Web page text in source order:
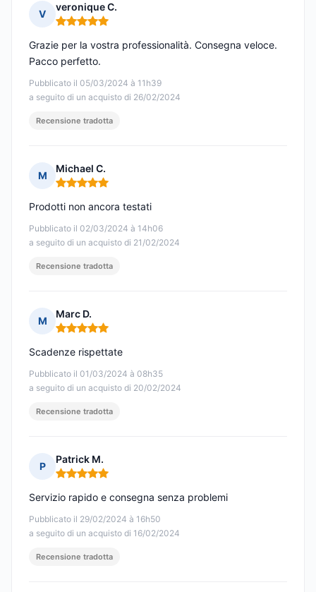
V
veronique C.
Nota: 5 su 5
Pubblicato il 05/03/2024 à 11h39
a seguito di un acquisto di 26/02/2024
Grazie per la vostra professionalità. Consegna veloce.
Pacco perfetto.
Recensione tradotta
M
Michael C.
Nota: 5 su 5
Pubblicato il 02/03/2024 à 14h06
a seguito di un acquisto di 21/02/2024
Prodotti non ancora testati
Recensione tradotta
M
Marc D.
Nota: 5 su 5
Pubblicato il 01/03/2024 à 08h35
a seguito di un acquisto di 20/02/2024
Scadenze rispettate
Recensione tradotta
P
Patrick M.
Nota: 5 su 5
Pubblicato il 29/02/2024 à 16h50
a seguito di un acquisto di 16/02/2024
Servizio rapido e consegna senza problemi
Recensione tradotta